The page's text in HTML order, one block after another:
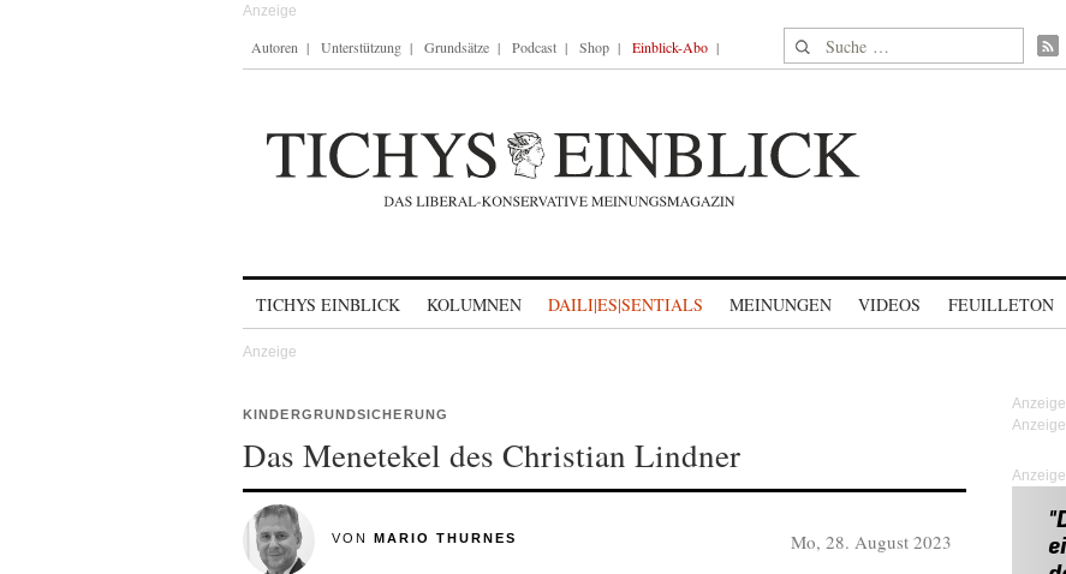
Autoren Unterstützung Grundsätze Podcast Shop Einblick-Abo Suche nach:
TICHYS EINBLICK KOLUMNEN DAILI|ES|SENTIALS MEINUNGEN VIDEOS FEUILLETON
KINDERGRUNDSICHERUNG
Das Menetekel des Christian Lindner
VON MARIO THURNES Mo, 28. August 2023
Anzeige